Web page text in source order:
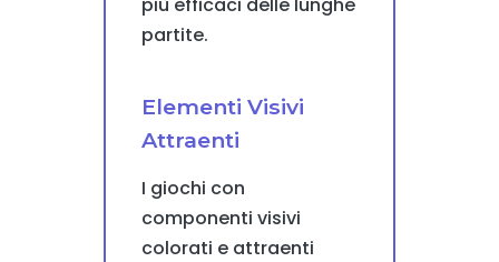
partite.
Elementi Visivi
Attraenti
I giochi con
componenti visivi
colorati e attraenti